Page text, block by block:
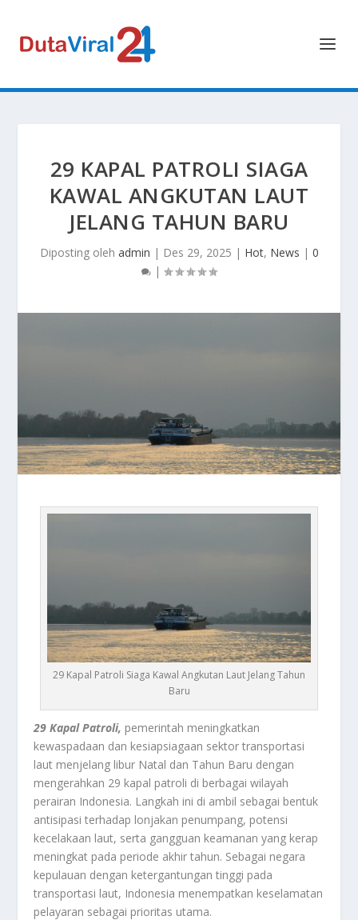
29 KAPAL PATROLI SIAGA
KAWAL ANGKUTAN LAUT
JELANG TAHUN BARU
Diposting oleh admin | Des 29, 2025 | Hot, News | 0
|
29 Kapal Patroli Siaga Kawal Angkutan Laut Jelang Tahun
Baru
29 Kapal Patroli, pemerintah meningkatkan
kewaspadaan dan kesiapsiagaan sektor transportasi
laut menjelang libur Natal dan Tahun Baru dengan
mengerahkan 29 kapal patroli di berbagai wilayah
perairan Indonesia. Langkah ini di ambil sebagai bentuk
antisipasi terhadap lonjakan penumpang, potensi
kecelakaan laut, serta gangguan keamanan yang kerap
meningkat pada periode akhir tahun. Sebagai negara
kepulauan dengan ketergantungan tinggi pada
transportasi laut, Indonesia menempatkan keselamatan
pelayaran sebagai prioritas utama.